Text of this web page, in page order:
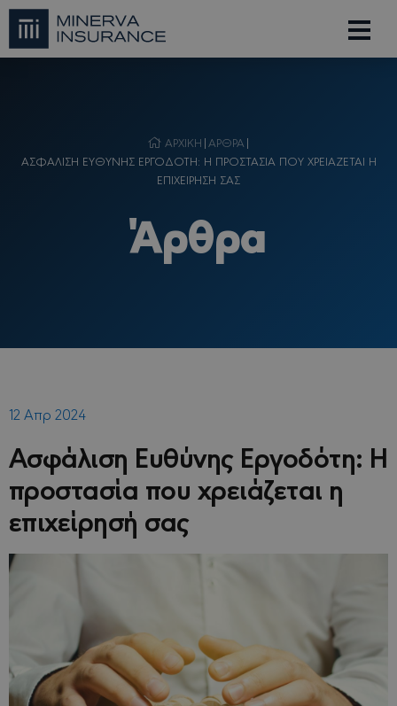
ΑΡΧΙΚΗ | ΑΡΘΡΑ |
ΑΣΦΑΛΙΣΗ ΕΥΘΥΝΗΣ ΕΡΓΟΔΟΤΗ: Η ΠΡΟΣΤΑΣΙΑ ΠΟΥ ΧΡΕΙΑΖΕΤΑΙ Η
ΕΠΙΧΕΙΡΗΣΗ ΣΑΣ
Άρθρα
12 Απρ 2024
Ασφάλιση Ευθύνης Εργοδότη: Η
προστασία που χρειάζεται η
επιχείρησή σας